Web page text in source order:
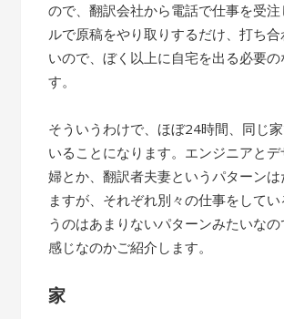
ので、翻訳会社から電話で仕事を受
ルで原稿をやり取りするだけ、打ち
いので、ぼく以上に自宅を出る必要
す。
そういうわけで、ほぼ24時間、同じ
いることになります。エンジニアと
婦とか、翻訳者夫妻というパターンは
ますが、それぞれ別々の仕事をして
うのはあまりないパターンみたいな
感じなのかご紹介します。
家